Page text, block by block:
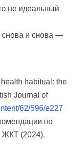
не идеальный
снова и снова —
habitual: the
Journal of
62/596/e227
по
ЖКТ (2024).